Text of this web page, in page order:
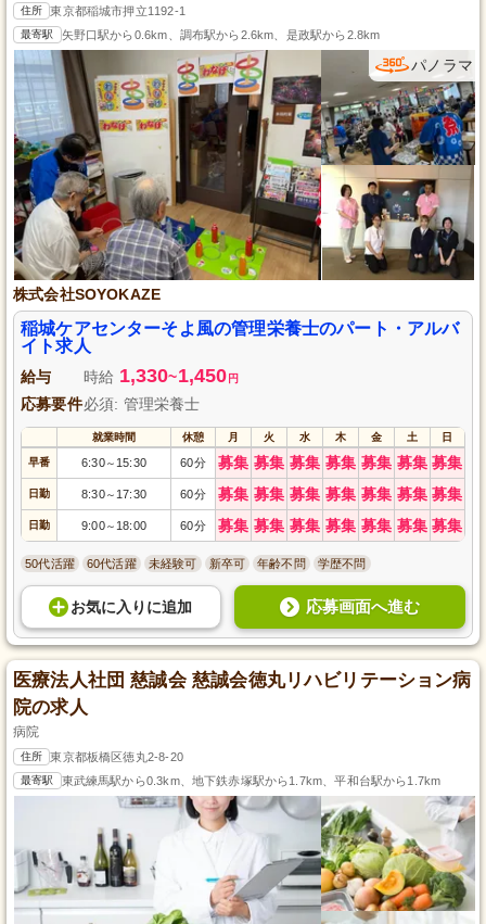
住所 東京都稲城市押立1192-1
最寄駅 矢野口駅から0.6km、調布駅から2.6km、是政駅から2.8km
パノラマ
株式会社SOYOKAZE
稲城ケアセンターそよ風の管理栄養士のパート・アルバ
イト求人
給与 時給 1,330~1,450 円
応募要件必須: 管理栄養士
就業時間 休憩 月 火 水 木 金 土 日
早番 6:30～ 15:30 60分 募集 募集 募集 募集 募集 募集 募集
日勤 8:30～ 17:30 60分 募集 募集 募集 募集 募集 募集 募集
日勤 9:00～ 18:00 60分 募集 募集 募集 募集 募集 募集 募集
50代活躍 60代活躍 未経験可 新卒可 年齢不問 学歴不問
お気に入り に追加 応募画面へ進む
医療法人社団 慈誠会 慈誠会徳丸リハビリテーション病
院の求人
病院
住所 東京都板橋区徳丸2-8-20
最寄駅 東武練馬駅から0.3km、地下鉄赤塚駅から1.7km、平和台駅から1.7km